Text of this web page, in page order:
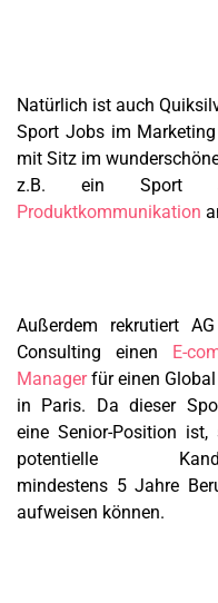
Natürlich ist auch
Sport Jobs im
mit Sitz im
z.B. ein Sport
Produktkommunikation
Außerdem rekrutiert
Consulting einen E-
Managerfür einen Global
in Paris. Da dieser
eine Senior-Position ist,
potentielle
mindestens 5 Jahre
aufweisen können.